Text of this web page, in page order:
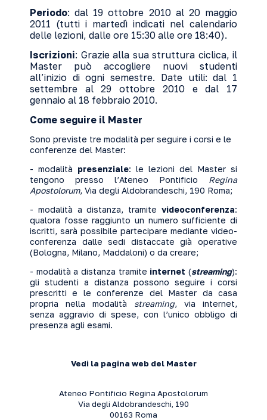
Periodo: dal 19 ottobre 2010 al 20 maggio
2011 (tutti i martedì indicati nel calendario
delle lezioni, dalle ore 15:30 alle ore 18:40).
Iscrizioni: Grazie alla sua struttura ciclica, il
Master può accogliere nuovi studenti
all’inizio di ogni semestre. Date utili: dal 1
settembre al 29 ottobre 2010 e dal 17
gennaio al 18 febbraio 2010.
Come seguire il Master
Sono previste tre modalità per seguire i corsi e le
conferenze del Master:
- modalità presenziale: le lezioni del Master si
tengono presso l’Ateneo Pontificio Regina
Apostolorum, Via degli Aldobrandeschi, 190 Roma;
- modalità a distanza, tramite videoconferenza:
qualora fosse raggiunto un numero sufficiente di
iscritti, sarà possibile partecipare mediante video-
conferenza dalle sedi distaccate già operative
(Bologna, Milano, Maddaloni) o da creare;
- modalità a distanza tramite internet (streaming):
gli studenti a distanza possono seguire i corsi
prescritti e le conferenze del Master da casa
propria nella modalità streaming, via internet,
senza aggravio di spese, con l’unico obbligo di
presenza agli esami.
Vedi la pagina web del Master
Ateneo Pontificio Regina Apostolorum
Via degli Aldobrandeschi, 190
00163 Roma